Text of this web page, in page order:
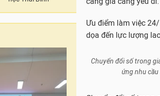
Ưu điểm làm việc
dọa đến lực lượng